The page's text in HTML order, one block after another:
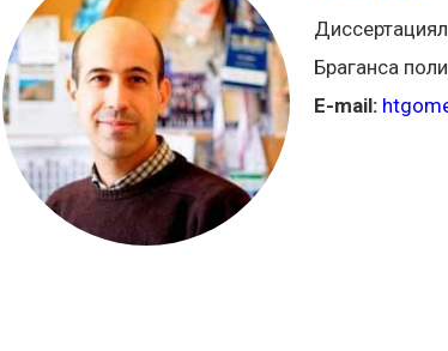
Браганса
E-mail: